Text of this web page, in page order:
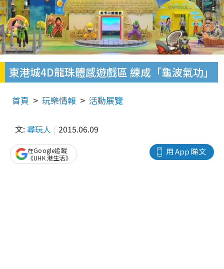
東港城4D龍珠體感遊戲區 練成「龜波氣功」
首頁 玩樂情報 活動展覽
文: 尋玩人 2015.06.09
用 App 睇文
在Google追蹤
《UHK 港生活》